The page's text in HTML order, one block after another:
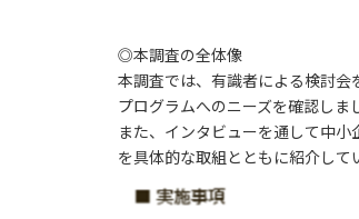
◎本調査の全体像
本調査では、有識者による検討
プログラムへのニーズを確認しま
また、インタビューを通して中
を具体的な取組とともに紹介して